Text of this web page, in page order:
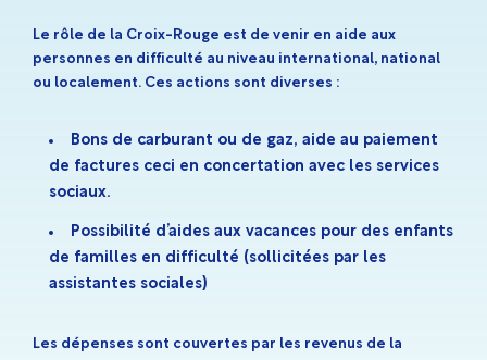
Le rôle de la Croix-Rouge est de venir en aide aux
personnes en difficulté au niveau international, national
ou localement. Ces actions sont diverses :
Bons de carburant ou de gaz, aide au paiement
de factures ceci en concertation avec les services
sociaux.
Possibilité d’aides aux vacances pour des enfants
de familles en difficulté (sollicitées par les
assistantes sociales)
Les dépenses sont couvertes par les revenus de la